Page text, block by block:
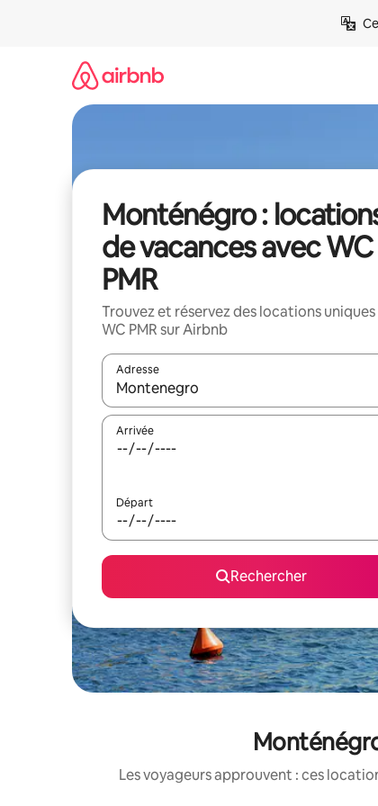
Monténégro :
de vacances avec WC
PMR
Trouvez et réservez des locations uniques
WC PMR sur Airbnb
Adresse
Lorsque les résultats s'affichent, utilisez les
Arrivée
Départ
Rechercher
Les voyageurs approuvent : ces